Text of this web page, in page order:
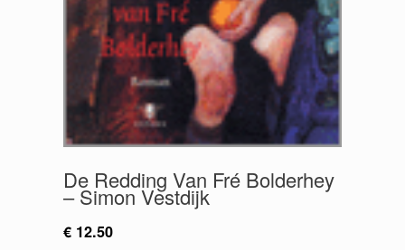
De Redding Van Fré Bolderhey
– Simon Vestdijk
€ 12.50